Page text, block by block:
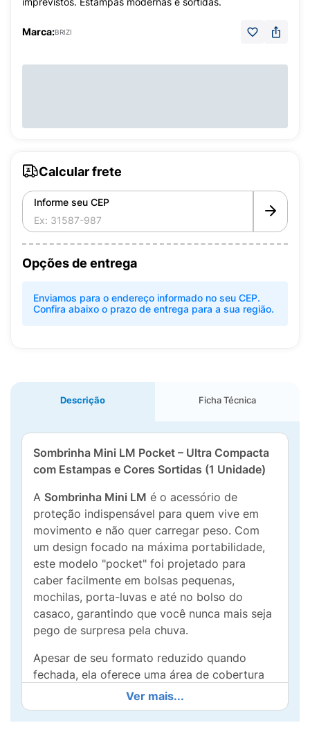
Marca:BRIZI
Calcular frete
Informe seu CEP
Opções de entrega
Enviamos para o endereço informado no seu CEP.
Confira abaixo o prazo de entrega para a sua região.
Descrição Ficha Técnica
Sombrinha Mini LM Pocket – Ultra Compacta
com Estampas e Cores Sortidas (1 Unidade)
A Sombrinha Mini LM é o acessório de
proteção indispensável para quem vive em
movimento e não quer carregar peso. Com
um design focado na máxima portabilidade,
este modelo "pocket" foi projetado para
caber facilmente em bolsas pequenas,
mochilas, porta-luvas e até no bolso do
casaco, garantindo que você nunca mais seja
pego de surpresa pela chuva.
Apesar de seu formato reduzido quando
fechada, ela oferece uma área de cobertura
eficiente para o uso individual. Sua estrutura é
fabricada com materiais leves e resistentes,
proporcionando durabilidade para o uso
Ver mais...